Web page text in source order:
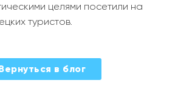
целями посетили на
туристов.
в блог